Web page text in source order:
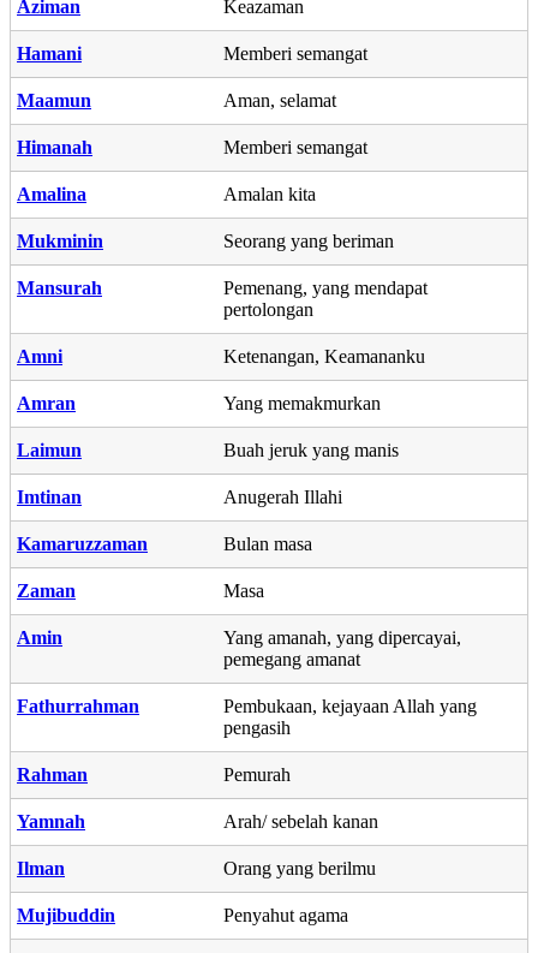
Aziman Keazaman
Hamani Memberi semangat
Maamun Aman, selamat
Himanah Memberi semangat
Amalina Amalan kita
Mukminin Seorang yang beriman
Mansurah
Pemenang, yang mendapat
pertolongan
Amni Ketenangan, Keamananku
Amran Yang memakmurkan
Laimun Buah jeruk yang manis
Imtinan Anugerah Illahi
Kamaruzzaman Bulan masa
Zaman Masa
Amin
Yang amanah, yang dipercayai,
pemegang amanat
Fathurrahman
Pembukaan, kejayaan Allah yang
pengasih
Rahman Pemurah
Yamnah Arah/ sebelah kanan
Ilman Orang yang berilmu
Mujibuddin Penyahut agama